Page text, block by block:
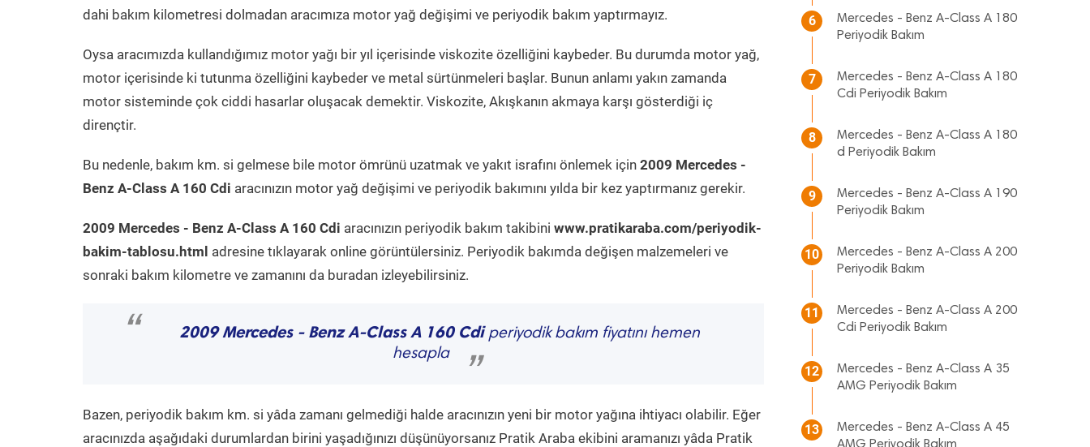
dahi bakım kilometresi dolmadan aracımıza motor yağ değişimi ve periyodik bakım yaptırmayız.
Oysa aracımızda kullandığımız motor yağı bir yıl içerisinde viskozite özelliğini kaybeder. Bu durumda motor yağ,
motor içerisinde ki tutunma özelliğini kaybeder ve metal sürtünmeleri başlar. Bunun anlamı yakın zamanda
motor sisteminde çok ciddi hasarlar oluşacak demektir. Viskozite, Akışkanın akmaya karşı gösterdiği iç
dirençtir.
Bu nedenle, bakım km. si gelmese bile motor ömrünü uzatmak ve yakıt israfını önlemek için 2009 Mercedes -
Benz A-Class A 160 Cdi aracınızın motor yağ değişimi ve periyodik bakımını yılda bir kez yaptırmanız gerekir.
2009 Mercedes - Benz A-Class A 160 Cdi aracınızın periyodik bakım takibini www.pratikaraba.com/periyodik-
bakim-tablosu.html adresine tıklayarak online görüntülersiniz. Periyodik bakımda değişen malzemeleri ve
sonraki bakım kilometre ve zamanını da buradan izleyebilirsiniz.
“ 2009 Mercedes - Benz A-Class A 160 Cdiperiyodik bakım fiyatını hemen
hesapla
”
Bazen, periyodik bakım km. si yâda zamanı gelmediği halde aracınızın yeni bir motor yağına ihtiyacı olabilir. Eğer
aracınızda aşağıdaki durumlardan birini yaşadığınızı düşünüyorsanız Pratik Araba ekibini aramanızı yâda Pratik
6
Mercedes - Benz A-Class A 180
Periyodik Bakım
7
Mercedes - Benz A-Class A 180
Cdi Periyodik Bakım
8
Mercedes - Benz A-Class A 180
d Periyodik Bakım
9
Mercedes - Benz A-Class A 190
Periyodik Bakım
10
Mercedes - Benz A-Class A 200
Periyodik Bakım
11
Mercedes - Benz A-Class A 200
Cdi Periyodik Bakım
12
Mercedes - Benz A-Class A 35
AMG Periyodik Bakım
13
Mercedes - Benz A-Class A 45